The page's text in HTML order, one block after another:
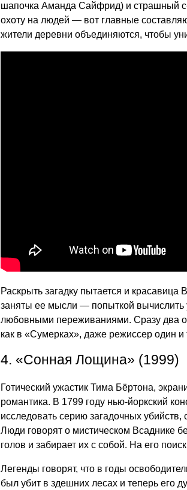
шапочка Аманда Сайфрид) и страшный
охоту на людей — вот главные
жители деревни объединяются, чтобы
Раскрыть загадку пытается и
заняты ее мысли — попыткой вычислить
любовными переживаниями. Сразу два
как в «Сумерках», даже режиссер один
4. «Сонная Лощина» (1999)
Готический ужастик Тима Бёртона,
романтика. В 1799 году нью-йоркский
исследовать серию загадочных
Люди говорят о мистическом Всаднике
голов и забирает их с собой. На его
Легенды говорят, что в годы
был убит в здешних лесах и теперь его